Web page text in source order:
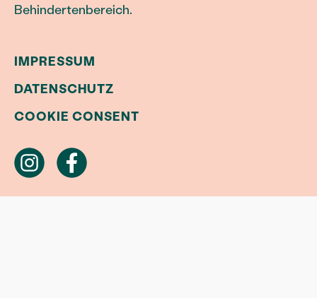
IMPRESSUM
DATENSCHUTZ
COOKIE CONSENT
Behindertenbereich.